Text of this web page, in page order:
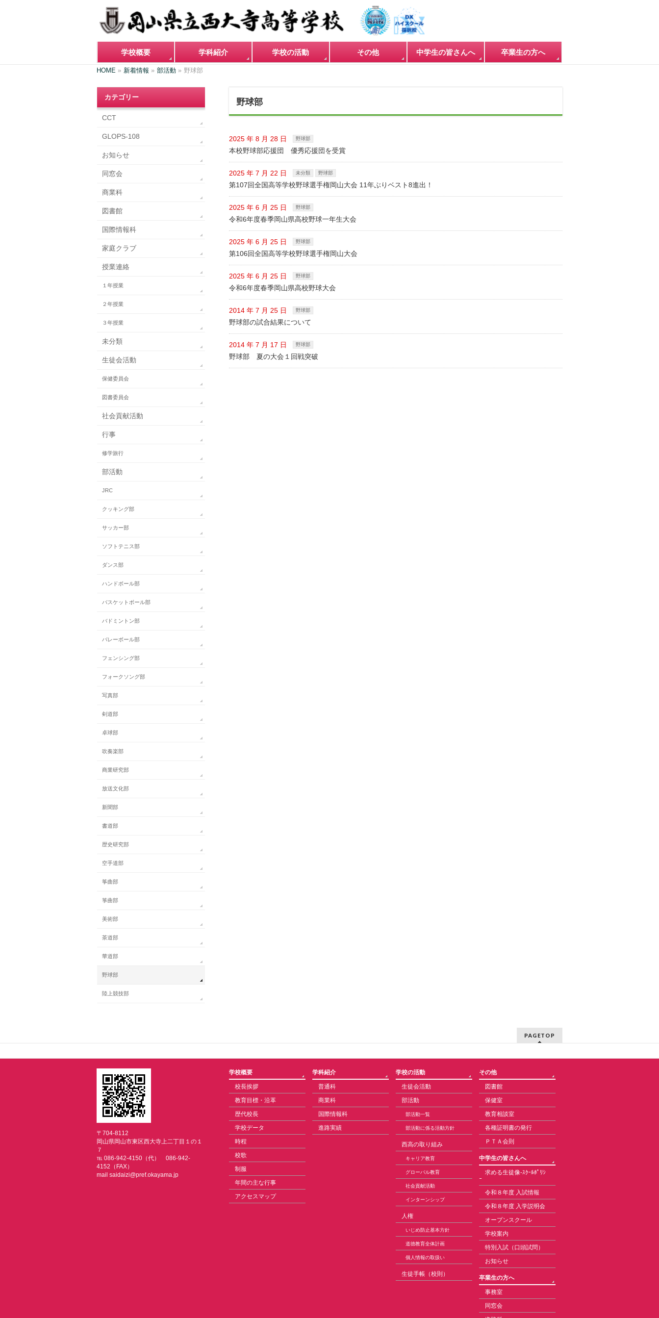
学校概要 学科紹介 学校の活動 その他 中学生の皆さんへ 卒業生の方へ
HOME » 新着情報 » 部活動 » 野球部
野球部
2025 年 8 月 28 日 野球部
本校野球部応援団 優秀応援団を受賞
2025 年 7 月 22 日 未分類 野球部
第107回全国高等学校野球選手権岡山大会 11年ぶりベスト8進出！
2025 年 6 月 25 日 野球部
令和6年度春季岡山県高校野球一年生大会
2025 年 6 月 25 日 野球部
第106回全国高等学校野球選手権岡山大会
2025 年 6 月 25 日 野球部
令和6年度春季岡山県高校野球大会
2014 年 7 月 25 日 野球部
野球部の試合結果について
2014 年 7 月 17 日 野球部
野球部 夏の大会１回戦突破
カテゴリー
CCT
GLOPS-108
お知らせ
同窓会
商業科
図書館
国際情報科
家庭クラブ
授業連絡
１年授業
２年授業
３年授業
未分類
生徒会活動
保健委員会
図書委員会
社会貢献活動
行事
修学旅行
部活動
JRC
クッキング部
サッカー部
ソフトテニス部
ダンス部
ハンドボール部
バスケットボール部
バドミントン部
バレーボール部
フェンシング部
フォークソング部
写真部
剣道部
卓球部
吹奏楽部
商業研究部
放送文化部
新聞部
書道部
歴史研究部
空手道部
筝曲部
箏曲部
美術部
茶道部
華道部
野球部
陸上競技部
PAGETOP
〒704-8112
岡山県岡山市東区西大寺上二丁目１の１
７
℡ 086-942-4150（代） 086-942-
4152（FAX）
mail saidaizi@pref.okayama.jp
学校概要
校長挨拶
教育目標・沿革
歴代校長
学校データ
時程
校歌
制服
年間の主な行事
アクセスマップ
学科紹介
普通科
商業科
国際情報科
進路実績
学校の活動
生徒会活動
部活動
部活動一覧
部活動に係る活動方針
西高の取り組み
キャリア教育
グローバル教育
社会貢献活動
インターンシップ
人権
いじめ防止基本方針
道徳教育全体計画
個人情報の取扱い
生徒手帳（校則）
その他
図書館
保健室
教育相談室
各種証明書の発行
ＰＴＡ会則
中学生の皆さんへ
求める生徒像-ｽｸｰﾙﾎﾟﾘｼ
ｰ
令和８年度 入試情報
令和８年度 入学説明会
オープンスクール
学校案内
特別入試（口頭試問）
お知らせ
卒業生の方へ
事務室
同窓会